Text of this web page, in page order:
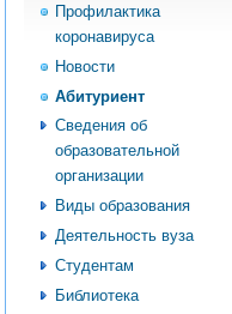
Профилактика
коронавируса
Новости
Абитуриент
Сведения об
образовательной
организации
Виды образования
Деятельность вуза
Студентам
Библиотека